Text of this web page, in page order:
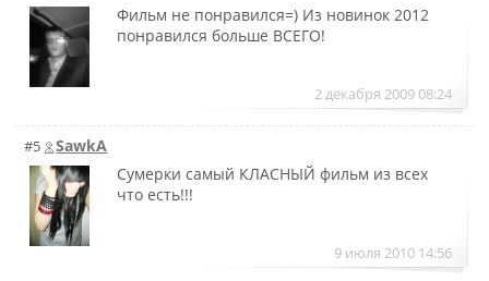
Фильм не понравился=) Из новинок 2012
понравился больше ВСЕГО!
2 декабря 2009 08:24
#5
SawkA
Сумерки самый КЛАСНЫЙ фильм из всех
что есть!!!
9 июля 2010 14:56